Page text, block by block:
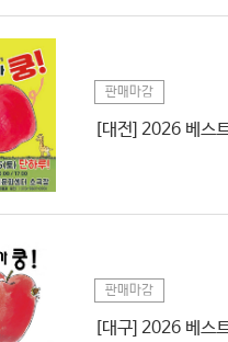
판매마감
[대전] 2026 베스
판매마감
[대구] 2026 베스